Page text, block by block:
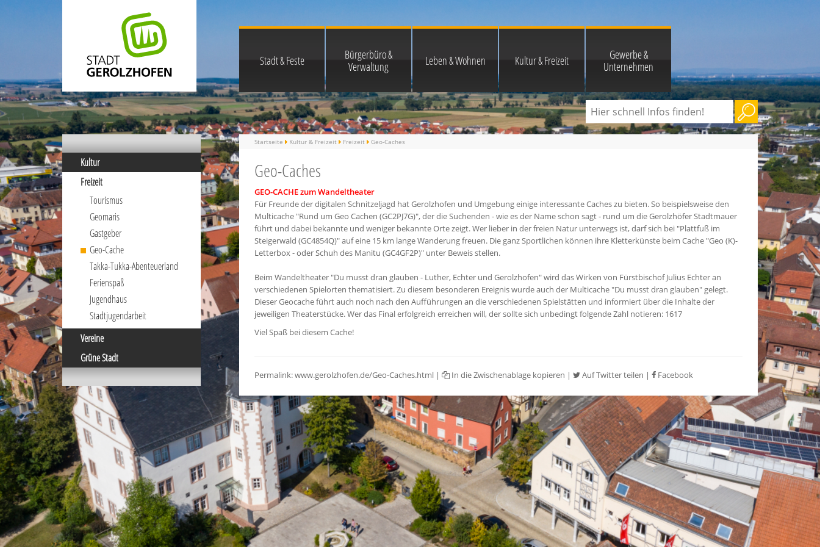
Stadt & Feste
Bürgerbüro &
Verwaltung
Leben & Wohnen Kultur & Freizeit
Gewerbe &
Unternehmen
Kultur
Freizeit
Tourismus
Geomaris
Gastgeber
Geo-Cache
Takka-Tukka-Abenteuerland
Ferienspaß
Jugendhaus
Stadtjugendarbeit
Vereine
Grüne Stadt
Startseite Kultur & Freizeit Freizeit Geo-Caches
Geo-Caches
GEO-CACHE zum Wandeltheater
Für Freunde der digitalen Schnitzeljagd hat Gerolzhofen und Umgebung einige interessante Caches zu bieten. So beispielsweise den
Multicache "Rund um Geo Cachen (GC2PJ7G)", der die Suchenden - wie es der Name schon sagt - rund um die Gerolzhöfer Stadtmauer
führt und dabei bekannte und weniger bekannte Orte zeigt. Wer lieber in der freien Natur unterwegs ist, darf sich bei "Plattfuß im
Steigerwald (GC4854Q)" auf eine 15 km lange Wanderung freuen. Die ganz Sportlichen können ihre Kletterkünste beim Cache "Geo (K)-
Letterbox - oder Schuh des Manitu (GC4GF2P)" unter Beweis stellen.
Beim Wandeltheater "Du musst dran glauben - Luther, Echter und Gerolzhofen" wird das Wirken von Fürstbischof Julius Echter an
verschiedenen Spielorten thematisiert. Zu diesem besonderen Ereignis wurde auch der Multicache "Du musst dran glauben" gelegt.
Dieser Geocache führt auch noch nach den Aufführungen an die verschiedenen Spielstätten und informiert über die Inhalte der
jeweiligen Theaterstücke. Wer das Final erfolgreich erreichen will, der sollte sich unbedingt folgende Zahl notieren: 1617
Viel Spaß bei diesem Cache!
Permalink:www.gerolzhofen.de/Geo-Caches.html | In die Zwischenablage kopieren | Auf Twitter teilen | Facebook